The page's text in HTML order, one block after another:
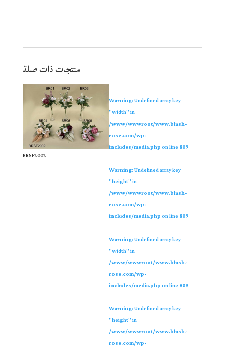
منتجات ذات صلة
Warning: Undefined array key
"width" in
/www/wwwroot/www.blush-
rose.com/wp-
includes/media.phpon line 809
Warning: Undefined array key
"height" in
/www/wwwroot/www.blush-
rose.com/wp-
includes/media.phpon line 809
Warning: Undefined array key
"width" in
/www/wwwroot/www.blush-
rose.com/wp-
includes/media.phpon line 809
Warning: Undefined array key
"height" in
/www/wwwroot/www.blush-
rose.com/wp-
BRSF2002